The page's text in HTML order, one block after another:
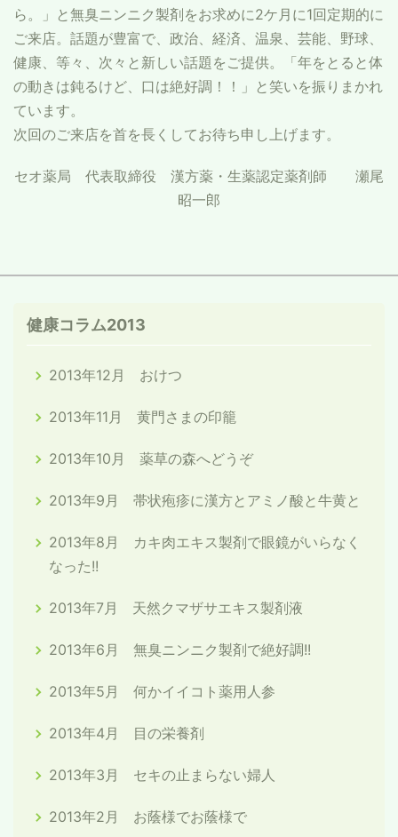
ら。」と無臭ニンニク製剤をお求めに2ケ月に1回定期的に
ご来店。話題が豊富で、政治、経済、温泉、芸能、野球、
健康、等々、次々と新しい話題をご提供。「年をとると体
の動きは鈍るけど、口は絶好調！！」と笑いを振りまかれ
ています。
次回のご来店を首を長くしてお待ち申し上げます。
セオ薬局 代表取締役 漢方薬・生薬認定薬剤師 瀬尾
昭一郎
健康コラム2013
2013年12月 おけつ
2013年11月 黄門さまの印籠
2013年10月 薬草の森へどうぞ
2013年9月 帯状疱疹に漢方とアミノ酸と牛黄と
2013年8月 カキ肉エキス製剤で眼鏡がいらなく
なった!!
2013年7月 天然クマザサエキス製剤液
2013年6月 無臭ニンニク製剤で絶好調!!
2013年5月 何かイイコト薬用人参
2013年4月 目の栄養剤
2013年3月 セキの止まらない婦人
2013年2月 お蔭様でお蔭様で